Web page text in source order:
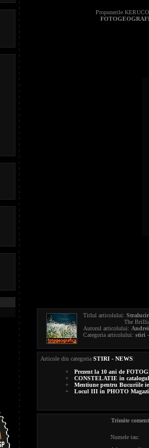
Propunerile
Titlul articolului:
The Brilliants Of
Autorul articolului:
Categoria articolului: stiri
Articole din categoria STIRI - NEWS:
+ Prezent la 10 ani de
+ CONSTELATIE in
+ Mentiune pentru Bucuriile
+ Locul III in PHOTO
Trimite
Numele tau: